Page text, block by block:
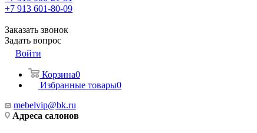
+7 913 601-80-09
Заказать звонок
Задать вопрос
Войти
Корзина0
Избранные товары0
mebelvip@bk.ru
Адреса салонов